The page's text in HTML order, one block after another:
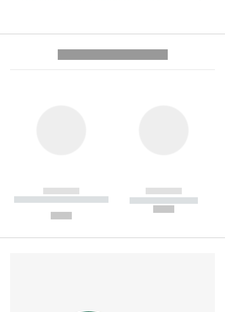
------------
----------- ----------- --------
------------
----------- -----------